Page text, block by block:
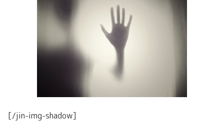
[/jin-img-shadow]